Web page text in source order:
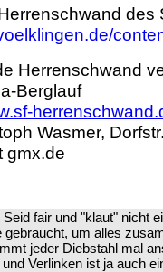
des
Herrenschwand
Berglauf
Wasmer,
gmx.de
Seid fair und "klaut" nicht
gebraucht, um alles
jeder Diebstahl mal
Verlinken ist ja auch